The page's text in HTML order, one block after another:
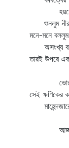
হয়তো
শুনলুম নীরবে,
মনে-মনে বললুম,
অসংখ্য
তারই উপরে
আমার
ভোরবেলার
সেই ক্ষণিকের কাছে
মাহেন্দজারোর
অস্তাচল
আজ উঠেছে